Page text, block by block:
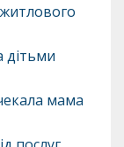
дітьми
мама